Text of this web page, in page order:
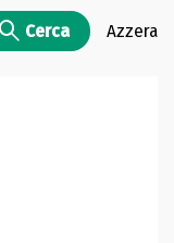
Cerca Azzera